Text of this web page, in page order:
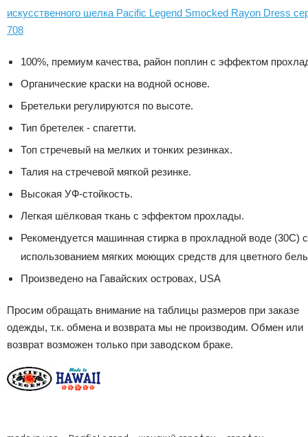
искусственного шелка Pacific Legend Smocked Rayon Dress
708
100%, премиум качества, район поплин с эффектом
Органические краски на водной основе.
Бретельки регулируются по высоте.
Тип бретелек - спагетти.
Топ стречевый на мелких и тонких резинках.
Талия на стречевой мягкой резинке.
Высокая УФ-стойкость.
Легкая шёлковая ткань с эффектом прохлады.
Рекомендуется машинная стирка в прохладной воде (30С) с
использованием мягких моющих средств для цветного
Произведено на Гавайских островах, USA
Просим обращать внимание на таблицы размеров при заказе
одежды, т.к. обмена и возврата мы не производим. Обмен или
возврат возможен только при заводском браке.